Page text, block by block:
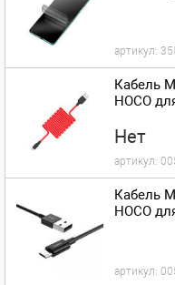
артикул:
Кабель
HOCO
Нет
артикул:
Кабель
HOCO
артикул: